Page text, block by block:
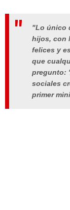
"Lo único
hijos, con
felices y
que
pregunto:
sociales
primer